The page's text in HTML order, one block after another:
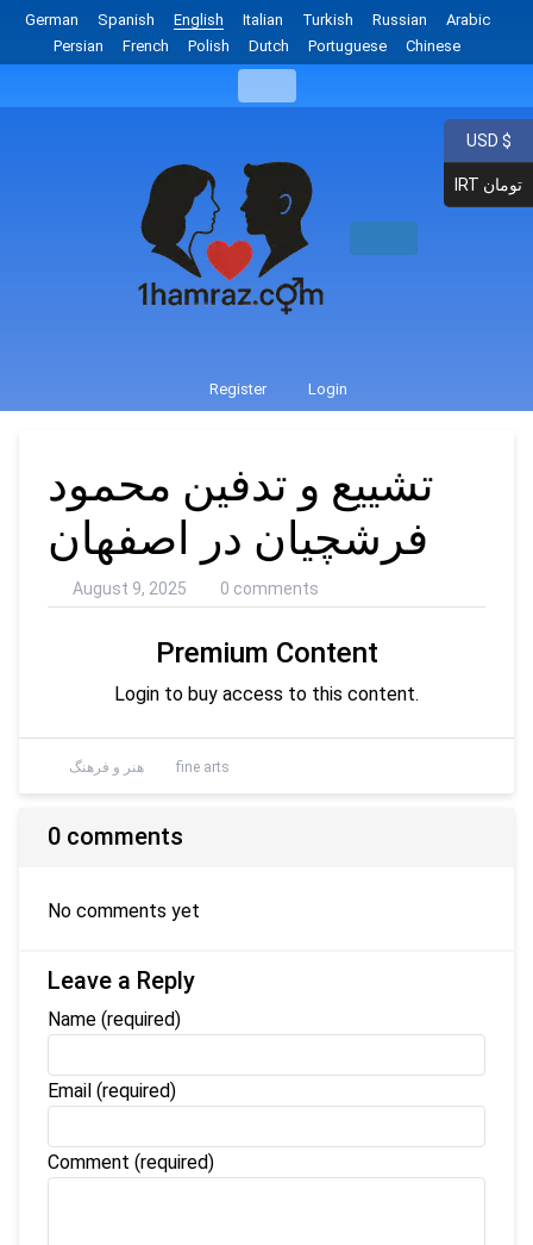
German Spanish English Italian Turkish Russian
Arabic
Persian
French Polish Dutch Portuguese Chinese
Register Login
تشییع و تدفین محمود
فرشچیان در اصفهان
August 9, 2025 0 comments
Premium Content
Login to buy access to this content.
هنر و فرهنگ fine arts
0 comments
No comments yet
Leave a Reply
Name (required)
Email (required)
Comment (required)
USD $
IRT تومان